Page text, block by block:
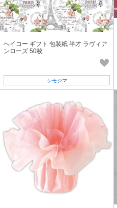
ヘイコー ギフト 包装紙 半才 ラヴィア
ンローズ 50枚
シモジマ